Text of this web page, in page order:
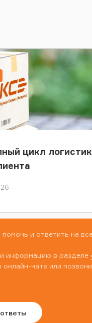
цикл
и ответить на
информацию в разделе
онлайн-чате или